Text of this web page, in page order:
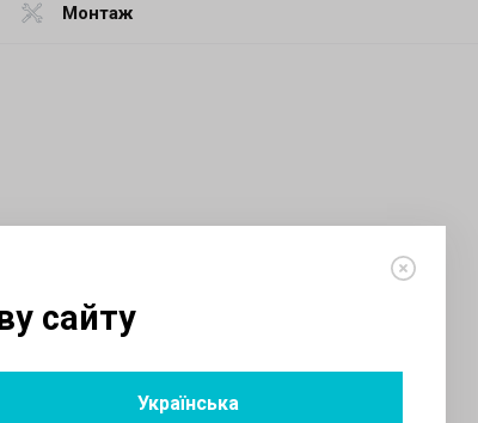
сайту
Українська
Монтаж